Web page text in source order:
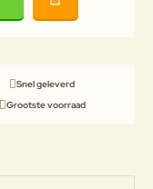
Snel geleverd
Grootste voorraad